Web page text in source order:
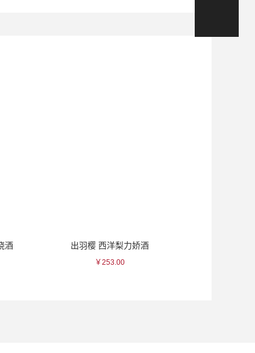
酒 出羽樱 西洋梨力娇酒
￥253.00